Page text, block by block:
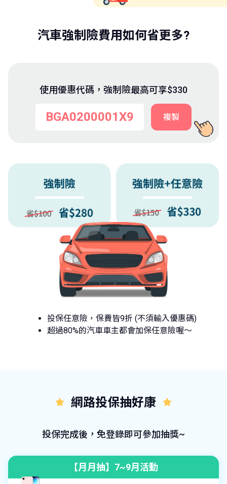
汽車強制險費用如何省更多?
使用優惠代碼，強制險最高可享$330
BGA0200001X9
投保任意險，保費皆9折 (不須輸入優惠碼)
超過80%的汽車車主都會加保任意險喔～
網路投保抽好康
投保完成後，免登錄即可參加抽獎~
【月月抽】7~9月活動